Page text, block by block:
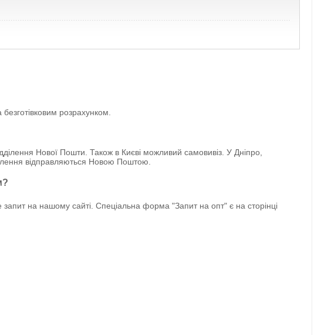
розрахунком.
Нової Пошти. Також в Києві можливий самовивіз. У Дніпро,
відправляються Новою Поштою.
на нашому сайті. Спеціальна форма "Запит на опт" є на сторінці